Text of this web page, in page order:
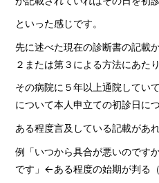
といった感じです。
先に述べた現在の診断書の記載
２または第３による方法にあたり
その病院に５年以上通院してい
について本人申立ての初診日につ
ある程度言及している記載があ
例「いつから具合が悪いのです
です」←ある程度の始期が判る（